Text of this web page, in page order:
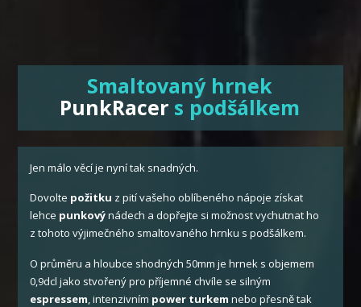
Smaltovaný hrnek
PunkRacer s podšálkem
Jen málo věcí je nyní tak snadných.
Dovolte požitku z pití vašeho oblíbeného nápoje získat
lehce punkovýnádech a dopřejte si možnost vychutnat ho
z tohoto výjimečného smaltovaného hrnku s podšálkem.
O průměru a hloubce shodných 50mm je hrnek s objemem
0,9dcl jako stvořený pro příjemné chvíle se silným
espressem, intenzivním power turkem nebo přesně tak